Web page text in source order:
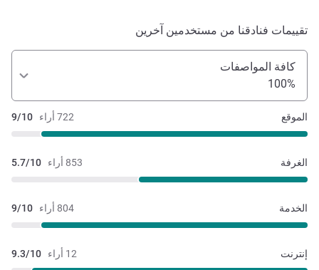
تقييمات فنادقنا من مستخدمين آخرين
كافة المواصفات
100%
722 أراء 9/10 الموقع
853 أراء 5.7/10 الغرفة
804 أراء 9/10 الخدمة
12 أراء 9.3/10 إنترنت